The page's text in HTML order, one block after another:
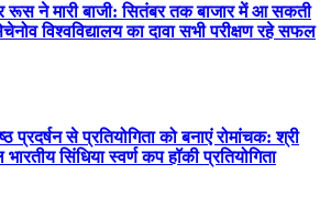
रूस ने मारी बाजी: सितंबर तक बाजार में आ सकती
विश्वविद्यालय का दावा सभी परीक्षण रहे सफल
प्रदर्षन से प्रतियोगिता को बनाएं रोमांचक: श्री
सिंधिया स्वर्ण कप हॉकी प्रतियोगिता